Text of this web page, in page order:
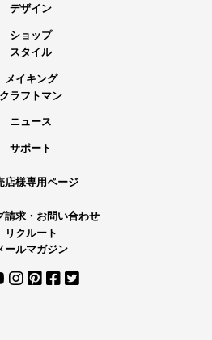
デザイン
ショップ
スタイル
メイキング
クラフトマン
ニュース
サポート
店様専用ページ
請求・お問い合わせ
リクルート
ールマガジン